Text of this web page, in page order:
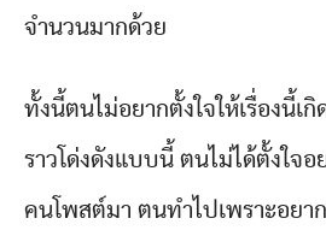
จำนวนมากด้วย
ทั้งนี้ตนไม่อยากตั้งใจให้เรื่องนี้เกิ
ราวโด่งดังแบบนี้ ตนไม่ได้ตั้งใจ
คนโพสต์มา ตนทำไปเพราะอยา